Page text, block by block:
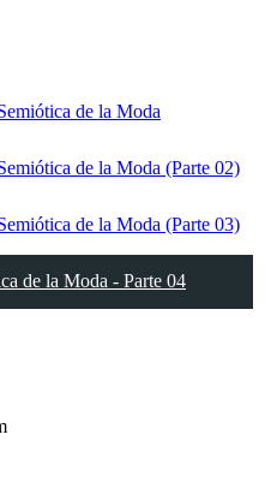
de la Moda
de la Moda (Parte 02)
de la Moda (Parte 03)
de la Moda - Parte 04